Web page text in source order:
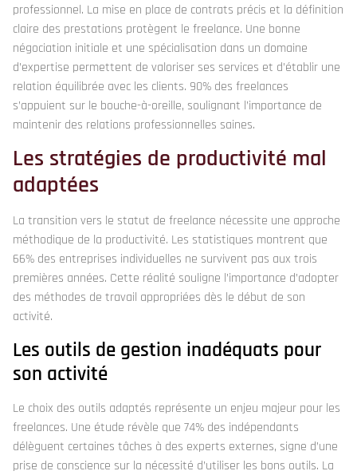
professionnel. La mise en place de contrats précis et la définition
claire des prestations protègent le freelance. Une bonne
négociation initiale et une spécialisation dans un domaine
d’expertise permettent de valoriser ses services et d’établir une
relation équilibrée avec les clients. 90% des freelances
s’appuient sur le bouche-à-oreille, soulignant l’importance de
maintenir des relations professionnelles saines.
Les stratégies de productivité mal
adaptées
La transition vers le statut de freelance nécessite une approche
méthodique de la productivité. Les statistiques montrent que
66% des entreprises individuelles ne survivent pas aux trois
premières années. Cette réalité souligne l’importance d’adopter
des méthodes de travail appropriées dès le début de son
activité.
Les outils de gestion inadéquats pour
son activité
Le choix des outils adaptés représente un enjeu majeur pour les
freelances. Une étude révèle que 74% des indépendants
délèguent certaines tâches à des experts externes, signe d’une
prise de conscience sur la nécessité d’utiliser les bons outils. La